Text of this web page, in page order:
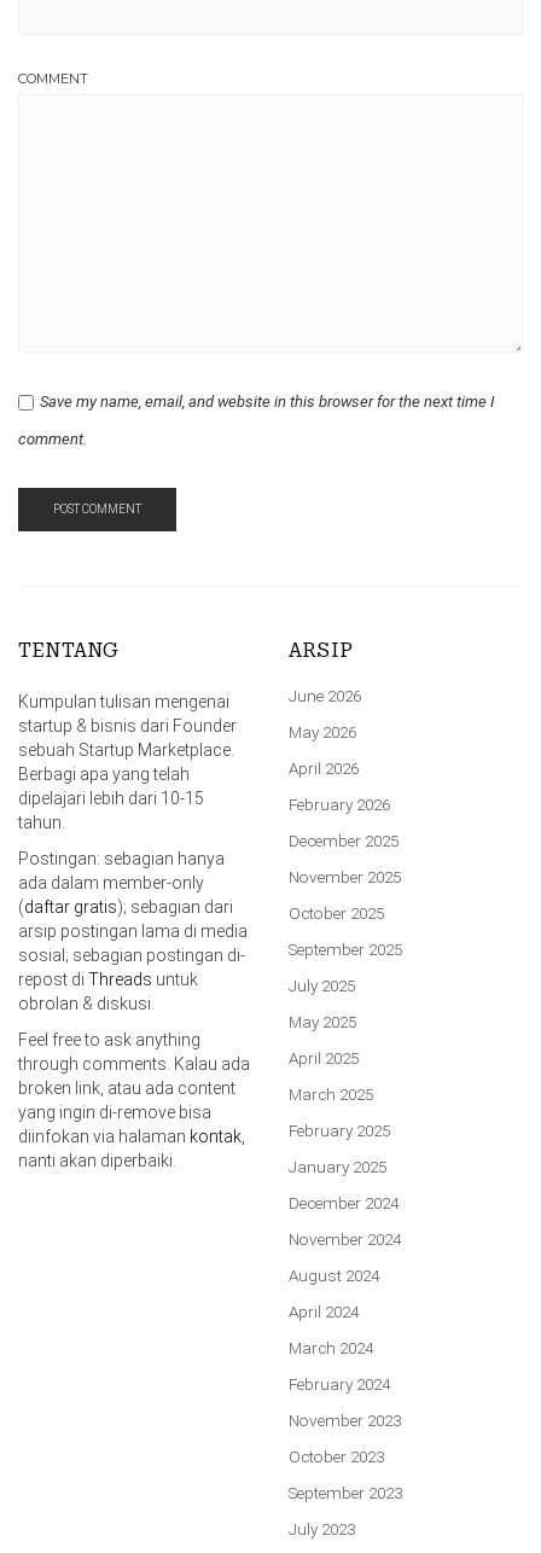
COMMENT
Save my name, email, and website in this browser for the next time I
comment.
TENTANG
Kumpulan tulisan mengenai
startup & bisnis dari Founder
sebuah Startup Marketplace.
Berbagi apa yang telah
dipelajari lebih dari 10-15
tahun.
Postingan: sebagian hanya
ada dalam member-only
(daftar gratis); sebagian dari
arsip postingan lama di media
sosial; sebagian postingan di-
repost di Threads untuk
obrolan & diskusi.
Feel free to ask anything
through comments. Kalau ada
broken link, atau ada content
yang ingin di-remove bisa
diinfokan via halaman kontak
nanti akan diperbaiki.
ARSIP
June 2026
May 2026
April 2026
February 2026
December 2025
November 2025
October 2025
September 2025
July 2025
May 2025
April 2025
March 2025
February 2025
January 2025
December 2024
November 2024
August 2024
April 2024
March 2024
February 2024
November 2023
October 2023
September 2023
July 2023